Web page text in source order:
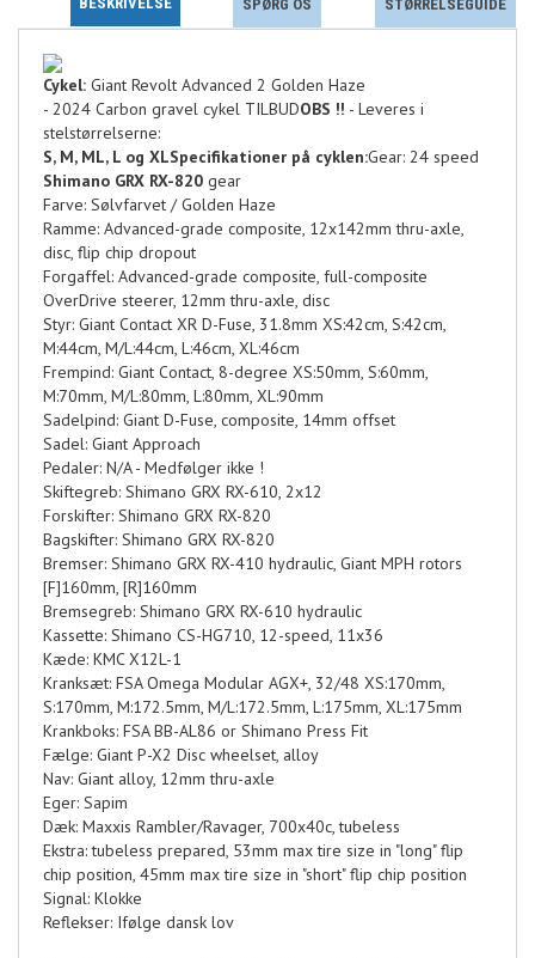
SPØRG OS STØRRELSEGUIDE
Cykel: Giant Revolt Advanced 2 Golden Haze
- 2024 Carbon gravel cykel TILBUDOBS !! - Leveres i
stelstørrelserne:
S, M, ML, L og XLSpecifikationer på cyklen:Gear: 24 speed
Shimano GRX RX-820 gear
Farve: Sølvfarvet / Golden Haze
Ramme: Advanced-grade composite, 12x142mm thru-axle,
disc, flip chip dropout
Forgaffel: Advanced-grade composite, full-composite
OverDrive steerer, 12mm thru-axle, disc
Styr: Giant Contact XR D-Fuse, 31.8mm XS:42cm, S:42cm,
M:44cm, M/L:44cm, L:46cm, XL:46cm
Frempind: Giant Contact, 8-degree XS:50mm, S:60mm,
M:70mm, M/L:80mm, L:80mm, XL:90mm
Sadelpind: Giant D-Fuse, composite, 14mm offset
Sadel: Giant Approach
Pedaler: N/A - Medfølger ikke !
Skiftegreb: Shimano GRX RX-610, 2x12
Forskifter: Shimano GRX RX-820
Bagskifter: Shimano GRX RX-820
Bremser: Shimano GRX RX-410 hydraulic, Giant MPH rotors
[F]160mm, [R]160mm
Bremsegreb: Shimano GRX RX-610 hydraulic
Kassette: Shimano CS-HG710, 12-speed, 11x36
Kæde: KMC X12L-1
Kranksæt: FSA Omega Modular AGX+, 32/48 XS:170mm,
S:170mm, M:172.5mm, M/L:172.5mm, L:175mm, XL:175mm
Krankboks: FSA BB-AL86 or Shimano Press Fit
Fælge: Giant P-X2 Disc wheelset, alloy
Nav: Giant alloy, 12mm thru-axle
Eger: Sapim
Dæk: Maxxis Rambler/Ravager, 700x40c, tubeless
Ekstra: tubeless prepared, 53mm max tire size in "long" flip
chip position, 45mm max tire size in "short" flip chip position
Signal: Klokke
Reflekser: Ifølge dansk lov